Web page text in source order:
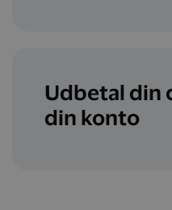
Udbetal din
din konto